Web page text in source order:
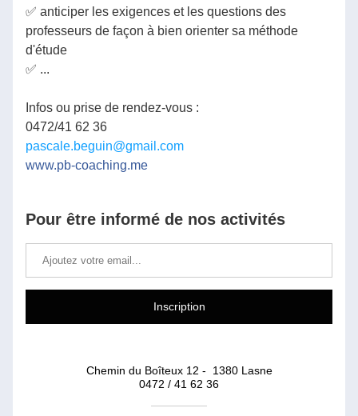
✅ anticiper les exigences et les questions des
professeurs de façon à bien orienter sa méthode
d'étude
✅ ...
Infos ou prise de rendez-vous :
0472/41 62 36
pascale.beguin@gmail.com
www.pb-coaching.me
Pour être informé de nos activités
Inscription
Chemin du Boîteux 12 -  1380 Lasne
0472 / 41 62 36